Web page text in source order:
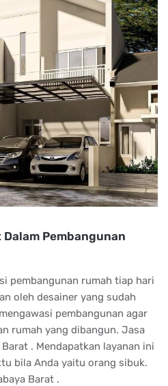
Pembangunan
pembangunan rumah tiap hari
oleh desainer yang sudah
pembangunan agar
rumah yang dibangun. Jasa
. Mendapatkan layanan ini
bila Anda yaitu orang sibuk.
Barat .